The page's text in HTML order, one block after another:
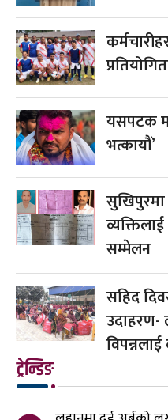
यसपटक
भत्कायौं’
सुखिपुरमा
सम्मेलन
सहिद
उदाहरण-
ट्रेन्डिङ